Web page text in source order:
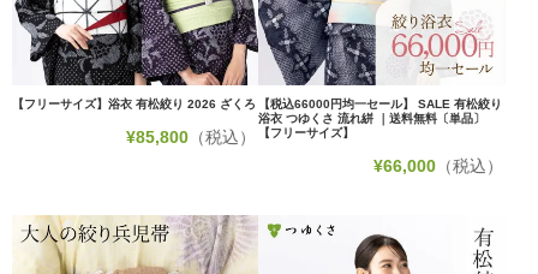
【フリーサイズ】浴衣 有松絞り 2026 ざくろ
¥85,800 （税込）
【税込66000円均一セール】 SALE 有松絞り
浴衣 つゆくさ 流れ絣 ｜送料無料〔単品〕
【フリーサイズ】
¥66,000（税込）